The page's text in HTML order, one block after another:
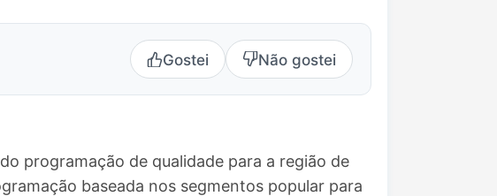
Gostei Não gostei
programação de qualidade para a região de
baseada nos segmentos popular para